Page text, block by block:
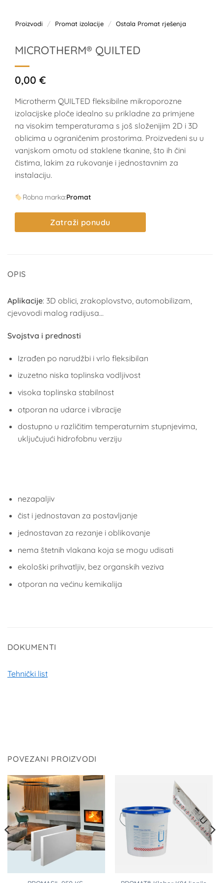
Proizvodi / Promat izolacije / Ostala Promat rješenja
MICROTHERM® QUILTED
0,00 €
Microtherm QUILTED fleksibilne mikroporozne
izolacijske ploče idealno su prikladne za primjene
na visokim temperaturama s još složenijim 2D i 3D
oblicima u ograničenim prostorima. Proizvedeni su u
vanjskom omotu od staklene tkanine, što ih čini
čistima, lakim za rukovanje i jednostavnim za
instalaciju.
Robna marka:Promat
Zatraži ponudu
OPIS
Aplikacije: 3D oblici, zrakoplovstvo, automobilizam,
cjevovodi malog radijusa…
Svojstva i prednosti
Izrađen po narudžbi i vrlo fleksibilan
izuzetno niska toplinska vodljivost
visoka toplinska stabilnost
otporan na udarce i vibracije
dostupno u različitim temperaturnim stupnjevima,
uključujući hidrofobnu verziju
nezapaljiv
čist i jednostavan za postavljanje
jednostavan za rezanje i oblikovanje
nema štetnih vlakana koja se mogu udisati
ekološki prihvatljiv, bez organskih veziva
otporan na većinu kemikalija
DOKUMENTI
Tehnički list
POVEZANI PROIZVODI